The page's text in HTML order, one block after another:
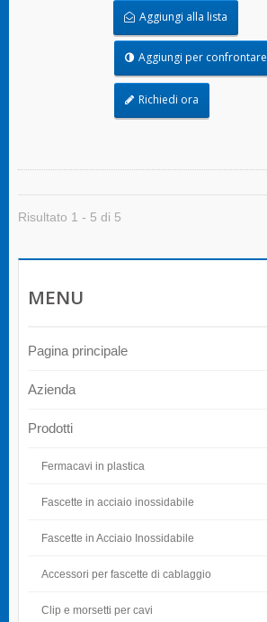
Aggiungi alla lista
Aggiungi per confrontare
Richiedi ora
Risultato 1 - 5 di 5
MENU
Pagina principale
Azienda
Prodotti
Fermacavi in plastica
Fascette in acciaio inossidabile
Fascette in Acciaio Inossidabile
Accessori per fascette di cablaggio
Clip e morsetti per cavi